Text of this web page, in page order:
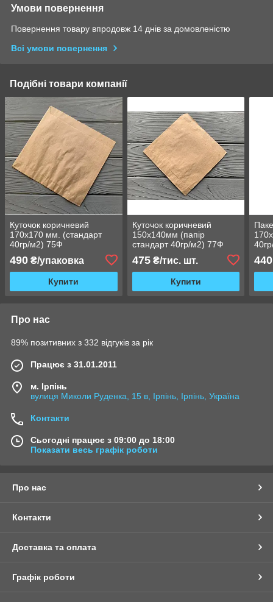
Умови повернення
Повернення товару впродовж 14 днів за домовленістю
Всі умови повернення
Подібні товари компанії
Куточок коричневий
170х170 мм. (стандарт
40гр/м2) 75Ф
490 ₴/упаковка
Купити
Куточок коричневий
150х140мм (папір
стандарт 40гр/м2) 77Ф
475₴/тис. шт.
Купити
440
Про нас
89% позитивних з 332 відгуків за рік
Працює з 31.01.2011
м. Ірпінь
вулиця Миколи Руденка, 15 в, Ірпінь, Ірпінь, Україна
Контакти
Сьогодні працює з 09:00 до 18:00
Показати весь графік роботи
Про нас
Контакти
Доставка та оплата
Графік роботи